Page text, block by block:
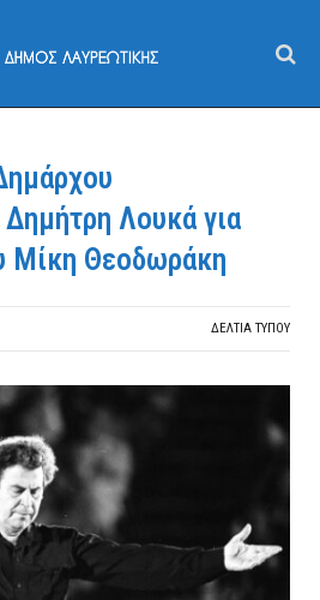
Λουκά για
Μίκη Θεοδωράκη
ΔΕΛΤΙΑ ΤΥΠΟΥ